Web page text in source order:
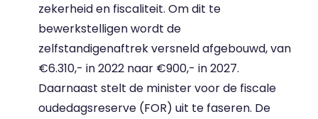
zekerheid en fiscaliteit. Om dit te
bewerkstelligen wordt de
zelfstandigenaftrek versneld afgebouwd, van
€6.310,- in 2022 naar €900,- in 2027.
Daarnaast stelt de minister voor de fiscale
oudedagsreserve (FOR) uit te faseren. De